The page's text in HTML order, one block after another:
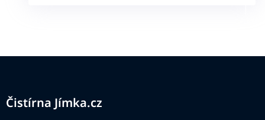
Čistírna Jímka.cz